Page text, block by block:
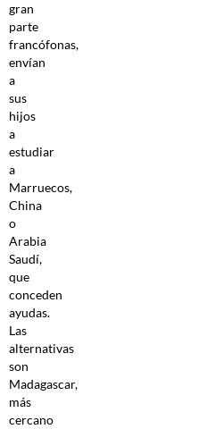
gran
parte
francófonas,
envían
a
sus
hijos
a
estudiar
a
Marruecos,
China
o
Arabia
Saudí,
que
conceden
ayudas.
Las
alternativas
son
Madagascar,
más
cercano